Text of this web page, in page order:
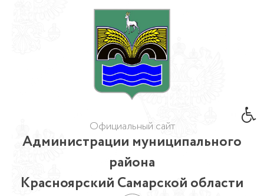
Официальный сайт
Администрации муниципального
района
Красноярский Самарской области